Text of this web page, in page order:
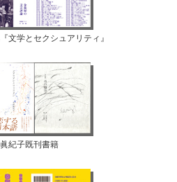
文学とセクシュアリティ』
紀子既刊書籍